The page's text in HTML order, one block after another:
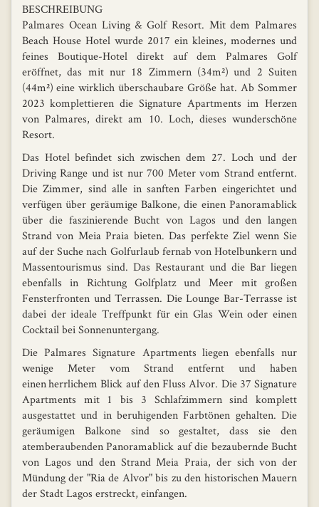
BESCHREIBUNG
Palmares Ocean Living & Golf Resort. Mit dem Palmares
Beach House Hotel wurde 2017 ein kleines, modernes und
feines Boutique-Hotel direkt auf dem Palmares Golf
eröffnet, das mit nur 18 Zimmern (34m²) und 2 Suiten
(44m²) eine wirklich überschaubare Größe hat. Ab Sommer
2023 komplettieren die Signature Apartments im Herzen
von Palmares, direkt am 10. Loch, dieses wunderschöne
Resort.
Das Hotel befindet sich zwischen dem 27. Loch und der
Driving Range und ist nur 700 Meter vom Strand entfernt.
Die Zimmer, sind alle in sanften Farben eingerichtet und
verfügen über geräumige Balkone, die einen Panoramablick
über die faszinierende Bucht von Lagos und den langen
Strand von Meia Praia bieten. Das perfekte Ziel wenn Sie
auf der Suche nach Golfurlaub fernab von Hotelbunkern und
Massentourismus sind. Das Restaurant und die Bar liegen
ebenfalls in Richtung Golfplatz und Meer mit großen
Fensterfronten und Terrassen. Die Lounge Bar-Terrasse ist
dabei der ideale Treffpunkt für ein Glas Wein oder einen
Cocktail bei Sonnenuntergang.
Die Palmares Signature Apartments liegen ebenfalls nur
wenige Meter vom Strand entfernt und haben
einen herrlichem Blick auf den Fluss Alvor. Die 37 Signature
Apartments mit 1 bis 3 Schlafzimmern sind komplett
ausgestattet und in beruhigenden Farbtönen gehalten. Die
geräumigen Balkone sind so gestaltet, dass sie den
atemberaubenden Panoramablick auf die bezaubernde Bucht
von Lagos und den Strand Meia Praia, der sich von der
Mündung der "Ria de Alvor" bis zu den historischen Mauern
der Stadt Lagos erstreckt, einfangen.